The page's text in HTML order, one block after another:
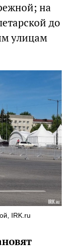
на
до
улицам
IRK.ru